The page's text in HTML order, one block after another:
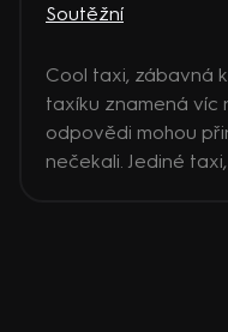
Soutěžní
Cool taxi, zábavná
taxíku znamená víc
odpovědi mohou
nečekali. Jediné taxi,